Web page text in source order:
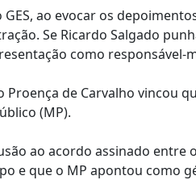
ao evocar os
Se Ricardo Salgado
como responsável-
de Carvalho vincou
(MP).
ao acordo assinado entre
e que o MP apontou como